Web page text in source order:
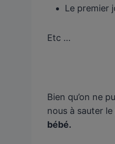
Le premier
Etc …
Bien qu’on ne
nous à sauter
bébé.